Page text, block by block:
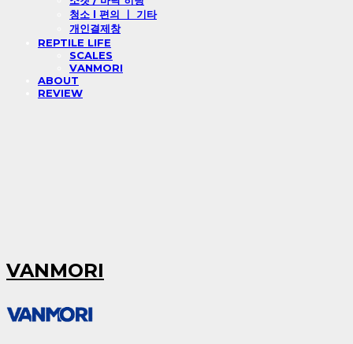
청소 l 편의 ㅣ 기타
개인결제창
REPTILE LIFE
SCALES
VANMORI
ABOUT
REVIEW
VANMORI